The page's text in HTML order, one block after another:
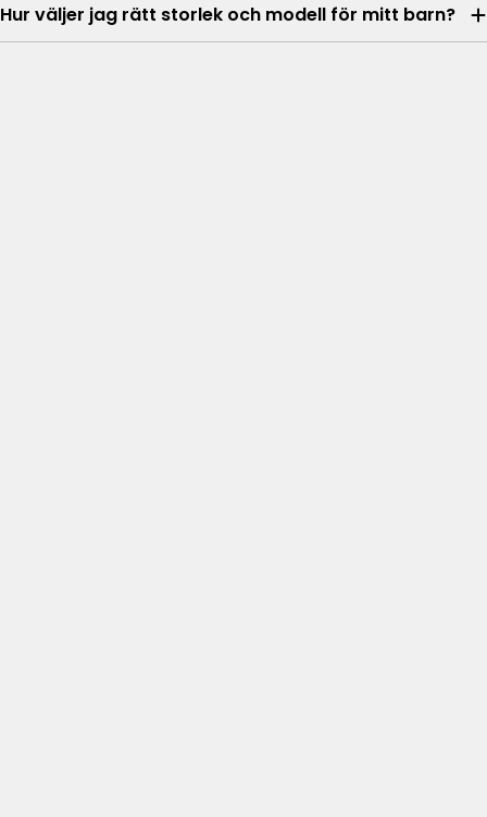
Hur väljer jag rätt storlek och modell för mitt barn?